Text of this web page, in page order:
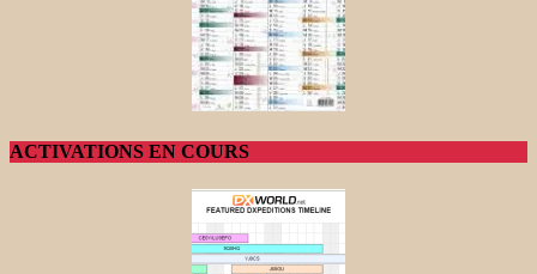
ACTIVATIONS EN COURS